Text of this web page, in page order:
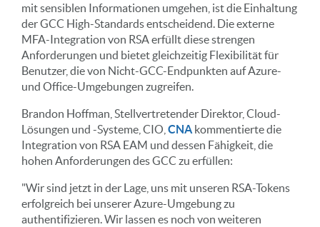
mit sensiblen Informationen umgehen, ist die Einhaltung
der GCC High-Standards entscheidend. Die externe
MFA-Integration von RSA erfüllt diese strengen
Anforderungen und bietet gleichzeitig Flexibilität für
Benutzer, die von Nicht-GCC-Endpunkten auf Azure-
und Office-Umgebungen zugreifen.
Brandon Hoffman, Stellvertretender Direktor, Cloud-
Lösungen und -Systeme, CIO, CNA kommentierte die
Integration von RSA EAM und dessen Fähigkeit, die
hohen Anforderungen des GCC zu erfüllen:
"Wir sind jetzt in der Lage, uns mit unseren RSA-Tokens
erfolgreich bei unserer Azure-Umgebung zu
authentifizieren. Wir lassen es noch von weiteren